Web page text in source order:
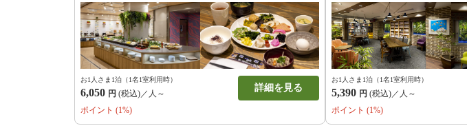
お1人さま1泊（1名1室利用時）
6,050 円 (税込)／人～
詳細を見る
ポイント (1%)
お1人さま1泊（1名1室利用時）
5,390 円 (税込)／人～
ポイント (1%)